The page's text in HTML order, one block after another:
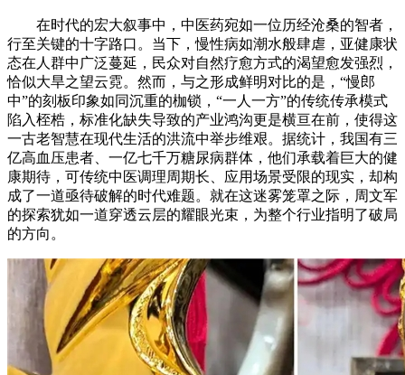
在时代的宏大叙事中，中医药宛如一位历经沧桑的智者，
行至关键的十字路口。当下，慢性病如潮水般肆虐，亚健康状
态在人群中广泛蔓延，民众对自然疗愈方式的渴望愈发强烈，
恰似大旱之望云霓。然而，与之形成鲜明对比的是，“慢郎
中”的刻板印象如同沉重的枷锁，“一人一方”的传统传承模式
陷入桎梏，标准化缺失导致的产业鸿沟更是横亘在前，使得这
一古老智慧在现代生活的洪流中举步维艰。据统计，我国有三
亿高血压患者、一亿七千万糖尿病群体，他们承载着巨大的健
康期待，可传统中医调理周期长、应用场景受限的现实，却构
成了一道亟待破解的时代难题。就在这迷雾笼罩之际，周文军
的探索犹如一道穿透云层的耀眼光束，为整个行业指明了破局
的方向。